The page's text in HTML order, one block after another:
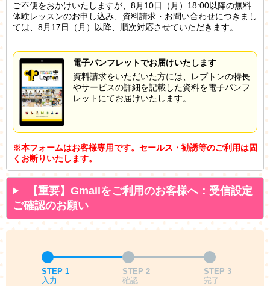
ご不便をおかけいたしますが、8月10日（月）18:00以降の無料
体験レッスンのお申し込み、資料請求・お問い合わせにつきまし
ては、8月17日（月）以降、順次対応させていただきます。
電子パンフレットでお届けいたします
資料請求をいただいた方には、レプトンの特長
やサービスの詳細を記載した資料を電子パンフ
レットにてお届けいたします。
※本フォームはお客様専用です。セールス・勧誘等のご利用は固
くお断りいたします。
【重要】Gmailをご利用のお客様へ：受信設定
ご確認のお願い
STEP 1
入力
STEP 2
確認
STEP 3
完了